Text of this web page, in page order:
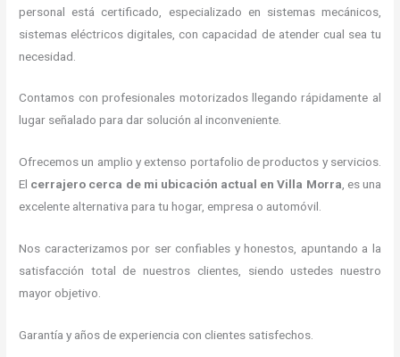
personal está certificado, especializado en sistemas mecánicos,
sistemas eléctricos digitales, con capacidad de atender cual sea tu
necesidad.
Contamos con profesionales motorizados llegando rápidamente al
lugar señalado para dar solución al inconveniente.
Ofrecemos un amplio y extenso portafolio de productos y servicios.
El cerrajero cerca de mi ubicación actual en Villa Morra, es una
excelente alternativa para tu hogar, empresa o automóvil.
Nos caracterizamos por ser confiables y honestos, apuntando a la
satisfacción total de nuestros clientes, siendo ustedes nuestro
mayor objetivo.
Garantía y años de experiencia con clientes satisfechos.